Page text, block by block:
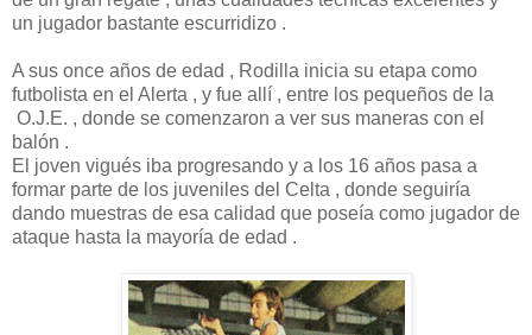
un jugador bastante escurridizo .
A sus once años de edad , Rodilla inicia su etapa como
futbolista en el Alerta , y fue allí , entre los pequeños de la
O.J.E. , donde se comenzaron a ver sus maneras con el
balón .
El joven vigués iba progresando y a los 16 años pasa a
formar parte de los juveniles del Celta , donde seguiría
dando muestras de esa calidad que poseía como jugador de
ataque hasta la mayoría de edad .